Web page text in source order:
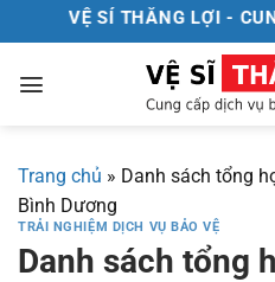
đến
nội
VỆ SÍ THẮNG LỢI -
Trang chủ » Danh sách tổng
Bình Dương
TRẢI NGHIỆM DỊCH VỤ BẢO VỆ
Danh sách tổng